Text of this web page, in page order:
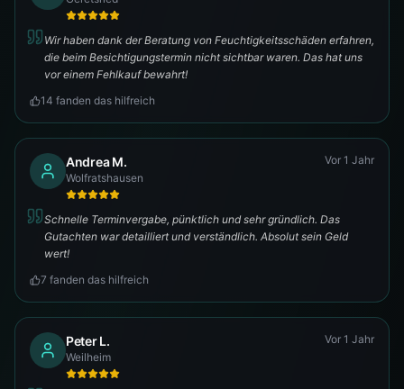
Wir haben dank der Beratung von Feuchtigkeitsschäden erfahren,
die beim Besichtigungstermin nicht sichtbar waren. Das hat uns
vor einem Fehlkauf bewahrt!
14 fanden das hilfreich
Andrea M.
Wolfratshausen
Vor 1 Jahr
Schnelle Terminvergabe, pünktlich und sehr gründlich. Das
Gutachten war detailliert und verständlich. Absolut sein Geld
wert!
7 fanden das hilfreich
Peter L.
Weilheim
Vor 1 Jahr